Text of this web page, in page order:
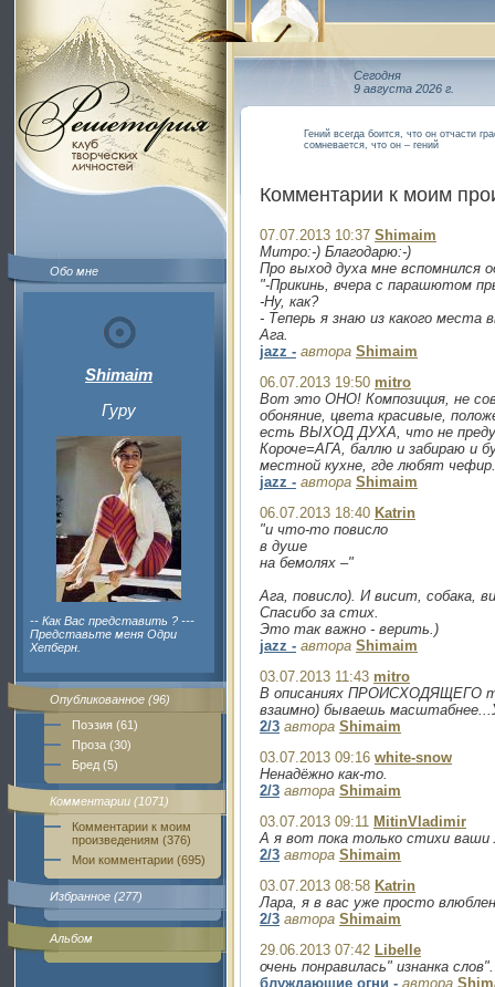
Обо мне
Shimaim
Гуру
-- Как Вас представить ? ---
Представьте меня Одри
Хепберн.
Опубликованное (96)
Поэзия (61)
Проза (30)
Бред (5)
Комментарии (1071)
Комментарии к моим
произведениям (376)
Мои комментарии (695)
Избранное (277)
Альбом
Сегодня
9 августа 2026 г.
Гений всегда боится, что он отчасти
сомневается, что он – гений
Комментарии к моим
07.07.2013 10:37 Shimaim
Митро:-) Благодарю:-)
Про выход духа мне вспомнился
"-Прикинь, вчера с парашютом
-Ну, как?
- Теперь я знаю из какого места
Ага.
jazz - автора Shimaim
06.07.2013 19:50 mitro
Вот это ОНО! Композиция, не
обоняние, цвета красивые,
есть ВЫХОД ДУХА, что не
Короче=АГА, баллю и забираю и
местной кухне, где любят
jazz - автора Shimaim
06.07.2013 18:40 Katrin
"и что-то повисло
в душе
на бемолях –"
Ага, повисло). И висит, собака,
Спасибо за стих.
Это так важно - верить.)
jazz - автора Shimaim
03.07.2013 11:43 mitro
В описаниях ПРОИСХОДЯЩЕГО
взаимно) бываешь
2/3 автора Shimaim
03.07.2013 09:16 white-snow
Ненадёжно как-то.
2/3 автора Shimaim
03.07.2013 09:11 MitinVladimir
А я вот пока только стихи
2/3 автора Shimaim
03.07.2013 08:58 Katrin
Лара, я в вас уже просто
2/3 автора Shimaim
29.06.2013 07:42 Libelle
очень понравилась" изнанка слов".
блуждающие огни - автора